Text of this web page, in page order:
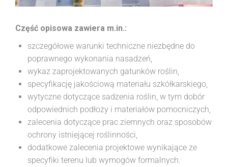
Część opisowa zawiera m.in.:
szczegółowe warunki techniczne niezbędne do
poprawnego wykonania nasadzeń,
wykaz zaprojektowanych gatunków roślin,
specyfikację jakościową materiału szkółkarskiego,
wytyczne dotyczące sadzenia roślin, w tym dobór
odpowiednich podłoży i materiałów pomocniczych,
zalecenia dotyczące prac ziemnych oraz sposobów
ochrony istniejącej roślinności,
dodatkowe zalecenia projektowe wynikające ze
specyfiki terenu lub wymogów formalnych.